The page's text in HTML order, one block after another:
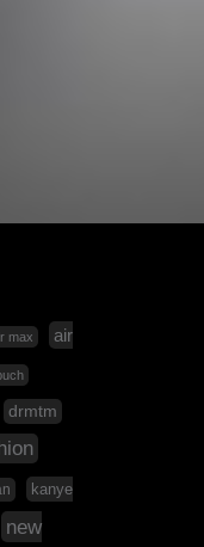
max
air
drmtm
kanye
new